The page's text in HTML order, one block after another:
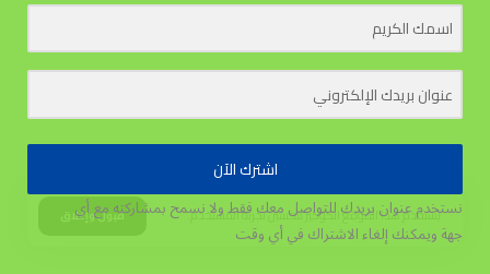
يستخدم هذا الموقع الكوكيز لتحسين تجربة المستخدم. قبول وإغلاق
اشترك الآن
نستخدم عنوان بريدك للتواصل معك فقط ولا نسمح بمشاركته مع أي
جهةويمكنك إلغاء الاشتراك في أي وقت